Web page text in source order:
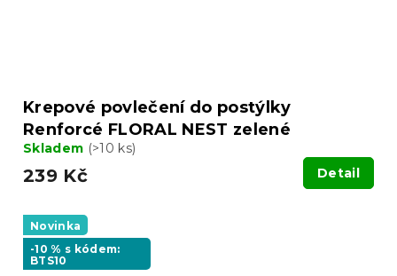
Krepové povlečení do postýlky
Renforcé FLORAL NEST zelené
Skladem (>10 ks)
239 Kč Detail
Novinka
-10 % s kódem:
BTS10